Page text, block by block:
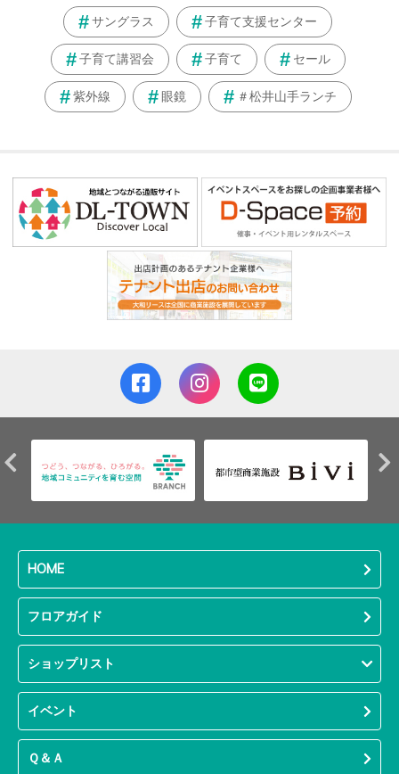
サングラス 子育て支援センター
子育て講習会 子育て セール
紫外線 眼鏡 ＃松井山手ランチ
HOME
フロアガイド
ショップリスト
イベント
Ｑ＆Ａ